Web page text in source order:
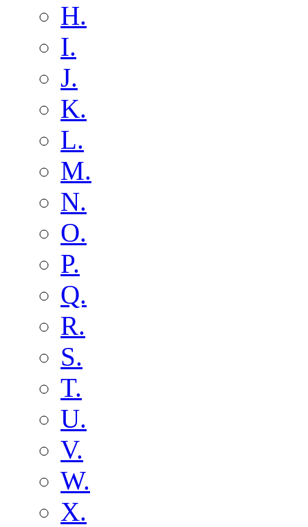
H.
I.
J.
K.
L.
M.
N.
O.
P.
Q.
R.
S.
T.
U.
V.
W.
X.